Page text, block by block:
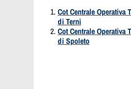
Cot Centrale Operativa
di Terni
Cot Centrale Operativa
di Spoleto